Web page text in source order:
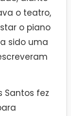
o teatro,
o piano
sido uma
Santos fez